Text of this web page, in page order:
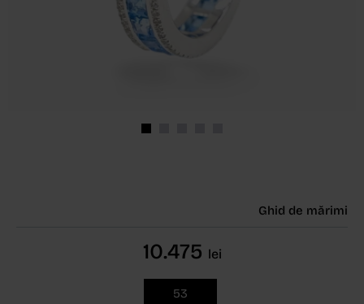
Ghid de mărimi
10.475 lei
53